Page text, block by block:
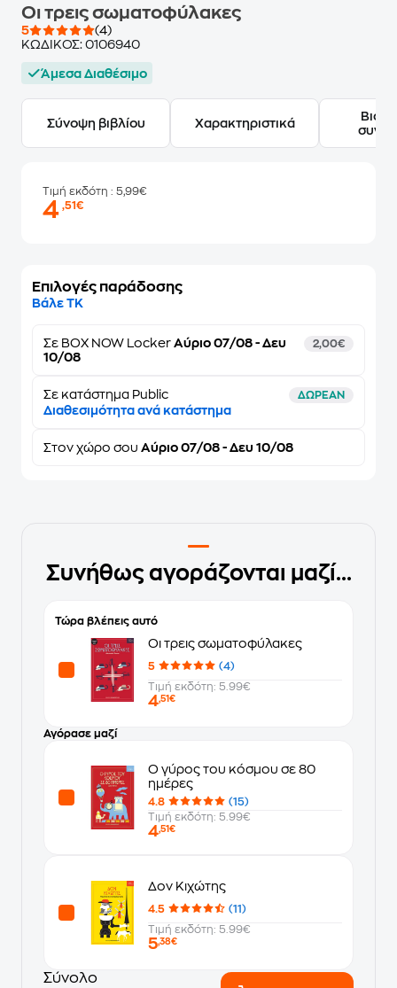
Οι τρεις σωματοφύλακες
5
(4)
ΚΩΔΙΚΟΣ: 0106940
Άμεσα Διαθέσιμο
Σύνοψη βιβλίου Χαρακτηριστικά
Τιμή εκδότη : 5,99€
4,51€
Επιλογές παράδοσης
Βάλε ΤΚ
Σε BOX NOW Locker Αύριο 07/08 - Δευ
10/08
2,00€
Σε κατάστημα Public ΔΩΡΕΑΝ
Διαθεσιμότητα ανά κατάστημα
Στον χώρο σου Αύριο 07/08 - Δευ 10/08
Συνήθως αγοράζονται μαζί...
Τώρα βλέπεις αυτό
Οι τρεις σωματοφύλακες
5
(4)
Τιμή εκδότη: 5.99€
4,51€
Αγόρασε μαζί
Ο γύρος του κόσμου σε 80
ημέρες
4.8
(15)
Τιμή εκδότη: 5.99€
4,51€
Δον Κιχώτης
4.5
(11)
Τιμή εκδότη: 5.99€
5,38€
Σύνολο